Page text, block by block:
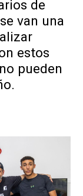
de
van una
estos
pueden